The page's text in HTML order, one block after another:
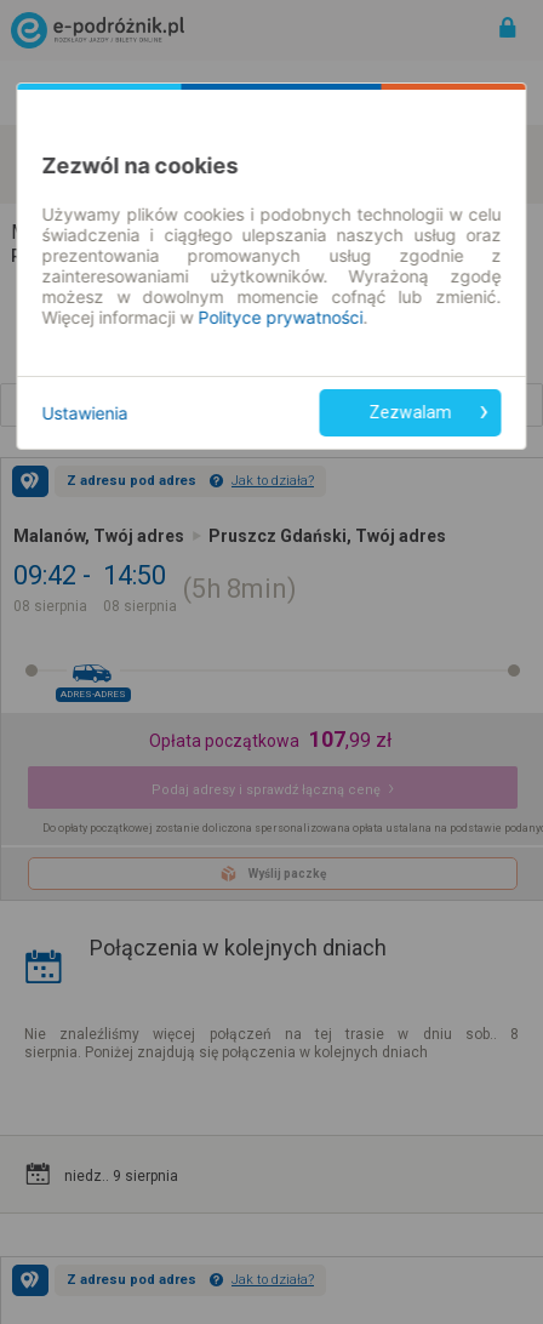
08.08.2026 | -- : --
Malanów → Pruszcz Gdański
Rozkład jazdy i bilety
Z adresu pod adres Jak to działa?
Malanów, Twój adres Pruszcz Gdański, Twój adres
09:42
08 sierpnia
14:50
08 sierpnia
5h 8min
ADRES-ADRES
Opłata początkowa 107,99 zł
Podaj adresy i sprawdź łączną cenę
Do opłaty początkowej zostanie doliczona spersonalizowana opłata ustalana na podstawie
Wyślij paczkę
Połączenia w kolejnych dniach
Nie znaleźliśmy więcej połączeń na tej trasie w dniu sob.. 8
sierpnia. Poniżej znajdują się połączenia w kolejnych dniach
niedz.. 9 sierpnia
Z adresu pod adres Jak to działa?
Zezwól na cookies
Używamy plików cookies i podobnych technologii w celu
świadczenia i ciągłego ulepszania naszych usług oraz
prezentowania promowanych usług zgodnie z
zainteresowaniami użytkowników. Wyrażoną zgodę
możesz w dowolnym momencie cofnąć lub zmienić.
Więcej informacji w Polityce prywatności.
Ustawienia Zezwalam